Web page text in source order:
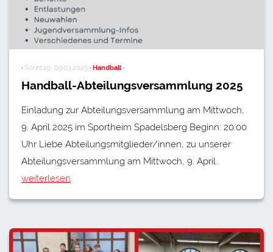
· Sonntag, 09.03.2025 · Handball ·
Handball-Abteilungsversammlung 2025
Einladung zur Abteilungsversammlung am Mittwoch,
9. April 2025 im Sportheim Spadelsberg Beginn: 20:00
Uhr Liebe Abteilungsmitglieder/innen, zu unserer
Abteilungsversammlung am Mittwoch, 9. April…
weiterlesen